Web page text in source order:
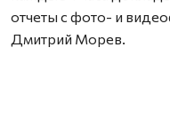
отчеты с фото- и
Дмитрий Морев.